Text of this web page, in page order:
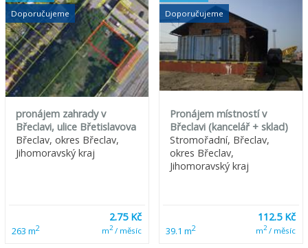
Doporučujeme
pronájem zahrady v
Břeclavi, ulice Břetislavova
Břeclav, okres Břeclav,
Jihomoravský kraj
263 m2
2.75 Kč
m2/ měsíc
Doporučujeme
Pronájem místností v
Břeclavi (kancelář + sklad)
Stromořadní, Břeclav,
okres Břeclav,
Jihomoravský kraj
39.1 m2
112.5 Kč
m2/ měsíc